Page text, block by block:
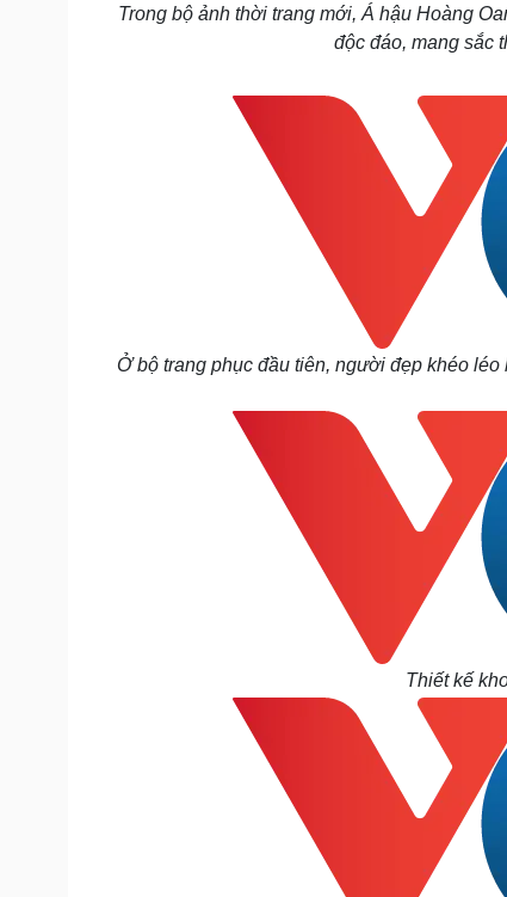
Phòng mạch online
Trong bộ ảnh thời trang mới, Á hậu Hoàng
độc đáo, mang sắc
Ở bộ trang phục đầu tiên, người đẹp khéo
Thiết kế